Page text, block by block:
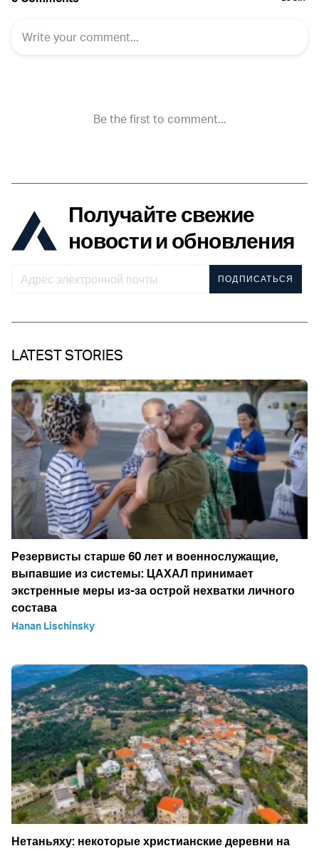
Получайте свежие
новости и обновления
ПОДПИСАТЬСЯ
LATEST STORIES
Резервисты старше 60 лет и военнослужащие,
выпавшие из системы: ЦАХАЛ принимает
экстренные меры из-за острой нехватки личного
состава
Hanan Lischinsky
Нетаньяху: некоторые христианские деревни на